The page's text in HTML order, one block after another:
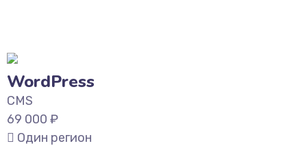
WordPress
CMS
69 000 ₽
Один регион